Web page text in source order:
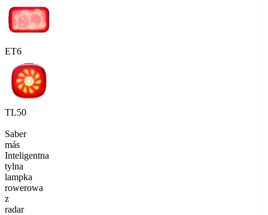
ET6
TL50
Saber
más
Inteligentna
tylna
lampka
rowerowa
z
radar